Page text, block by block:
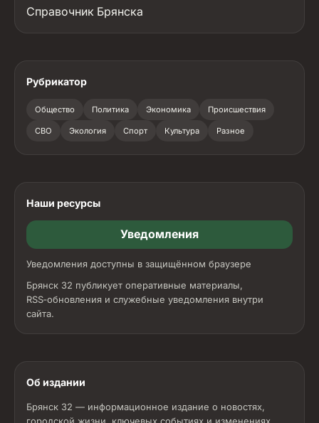
Справочник Брянска
Рубрикатор
Общество Политика Экономика Происшествия
СВО Экология Спорт Культура Разное
Наши ресурсы
Уведомления
Уведомления доступны в защищённом браузере
Брянск 32 публикует оперативные материалы,
RSS‑обновления и служебные уведомления внутри
сайта.
Об издании
Брянск 32 — информационное издание о новостях,